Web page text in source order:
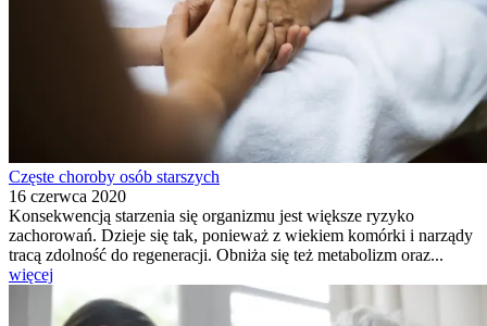
Częste choroby osób starszych
16 czerwca 2020
Konsekwencją starzenia się organizmu jest większe ryzyko
zachorowań. Dzieje się tak, ponieważ z wiekiem komórki i narządy
tracą zdolność do regeneracji. Obniża się też metabolizm oraz...
więcej